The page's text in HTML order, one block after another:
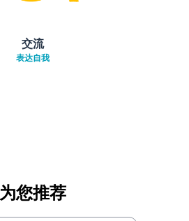
交流
表达自我
为您推荐